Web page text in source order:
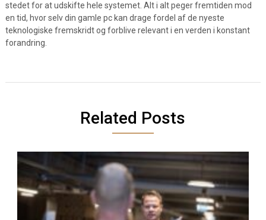
stedet for at udskifte hele systemet. Alt i alt peger fremtiden mod
en tid, hvor selv din gamle pc kan drage fordel af de nyeste
teknologiske fremskridt og forblive relevant i en verden i konstant
forandring.
Related Posts